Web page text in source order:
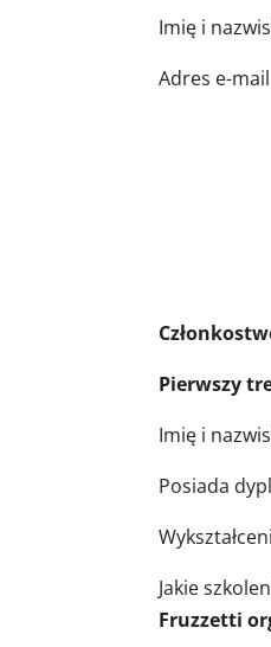
Imię i
Adres e-
Pierwszy
Imię i
Posiada
Jakie
Fruzzetti